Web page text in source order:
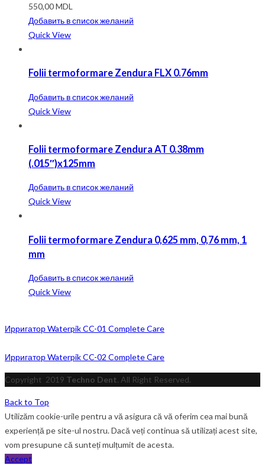
550,00MDL
Добавить в список желаний
Quick View
Folii termoformare Zendura FLX 0.76mm
Добавить в список желаний
Quick View
Folii termoformare Zendura AT 0.38mm
(.015″)x125mm
Добавить в список желаний
Quick View
Folii termoformare Zendura 0,625 mm, 0,76 mm, 1
mm
Добавить в список желаний
Quick View
Ирригатор Waterpik CC-01 Complete Care
Ирригатор Waterpik CC-02 Complete Care
Copyright 2019 Techno Dent. All Right Reserved.
Back to Top
Utilizăm cookie-urile pentru a vă asigura că vă oferim cea mai bună
experiență pe site-ul nostru. Dacă veți continua să utilizați acest site,
vom presupune că sunteți mulțumit de acesta.
Accept